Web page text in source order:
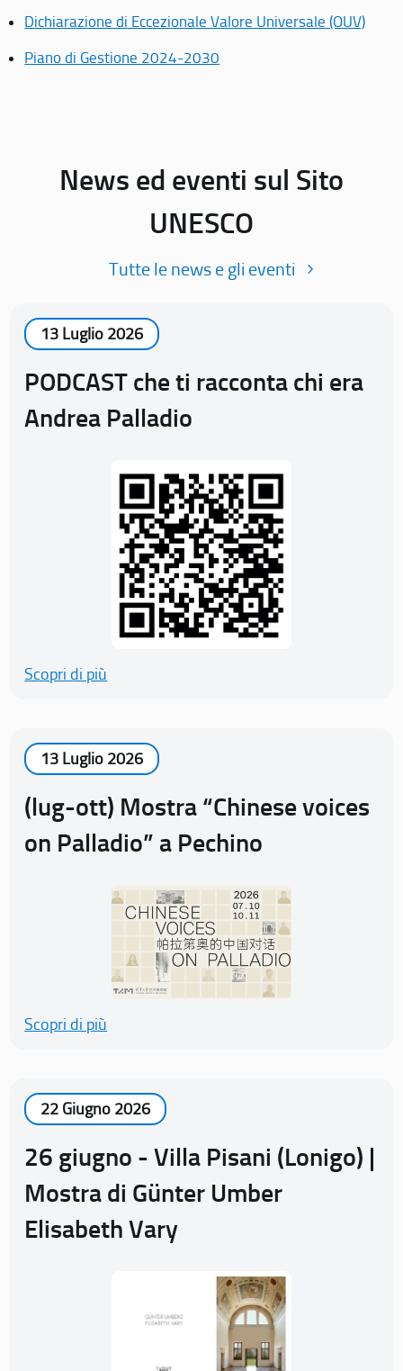
Dichiarazione di Eccezionale Valore Universale (OUV)
Piano di Gestione 2024-2030
News ed eventi sul Sito
UNESCO
Tutte le news e gli eventi
13 Luglio 2026
PODCAST che ti racconta chi era
Andrea Palladio
Scopri di più
13 Luglio 2026
(lug-ott) Mostra “Chinese voices
on Palladio” a Pechino
Scopri di più
22 Giugno 2026
26 giugno - Villa Pisani (Lonigo) |
Mostra di Günter Umber
Elisabeth Vary